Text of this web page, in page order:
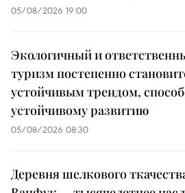
05/08/2026 19:00
Экологичный и
туризм постепенно
устойчивым трендом,
устойчивому развитию
05/08/2026 08:30
Деревня шелкового